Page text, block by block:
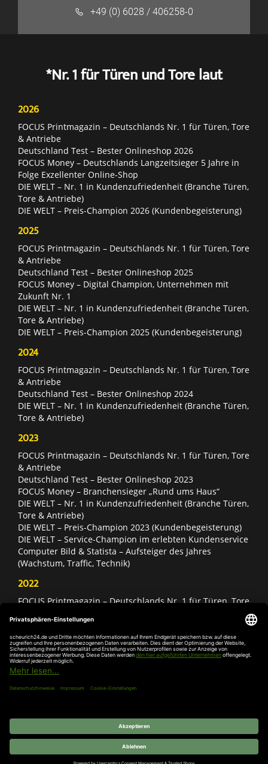
+49 (0) 6028 / 406258-0
*Nr. 1 für Türen und Tore laut
2026
FOCUS Printmagazin – Deutschlands Nr. 1 für Türen, Tore
& Antriebe
Deutschland Test – Bester Onlineshop 2026
FOCUS Money – Deutschlands Langzeitsieger 5 Jahre in
Folge Exzellenter Online-Shop
DIE WELT – Nr. 1 in Kundenzufriedenheit (Branche Türen,
Tore & Antriebe)
DIE WELT – Preis-Champion 2026 (Kundenbegeisterung)
2025
FOCUS Printmagazin – Deutschlands Nr. 1 für Türen, Tore
& Antriebe
Deutschland Test – Bester Onlineshop 2025
FOCUS Money – Digital Champion, Unternehmen mit
Zukunft Nr. 1
DIE WELT – Nr. 1 in Kundenzufriedenheit (Branche Türen,
Tore & Antriebe)
DIE WELT – Preis-Champion 2025 (Kundenbegeisterung)
2024
FOCUS Printmagazin – Deutschlands Nr. 1 für Türen, Tore
& Antriebe
Deutschland Test – Bester Onlineshop 2024
DIE WELT – Nr. 1 in Kundenzufriedenheit (Branche Türen,
Tore & Antriebe)
2023
FOCUS Printmagazin – Deutschlands Nr. 1 für Türen, Tore
& Antriebe
Deutschland Test – Bester Onlineshop 2023
FOCUS Money – Branchensieger „Rund ums Haus“
DIE WELT – Nr. 1 in Kundenzufriedenheit (Branche Türen,
Tore & Antriebe)
DIE WELT – Preis-Champion 2023 (Kundenbegeisterung)
DIE WELT – Service-Champion im erlebten Kundenservice
Computer Bild & Statista – Aufsteiger des Jahres
(Wachstum, Traffic, Technik)
2022
FOCUS Printmagazin – Deutschlands Nr. 1 für Türen, Tore
Deutschland Test – Bester Onlineshop 2022
FOCUS Money – Branchensieger „Rund ums Haus“
DIE WELT – Service-Champion im erlebten Kundenservice
DIE WELT – Branchengewinner Gold-Rang (Türen, Tore &
Antriebe)
© 2026 SCHEURICH GmbH